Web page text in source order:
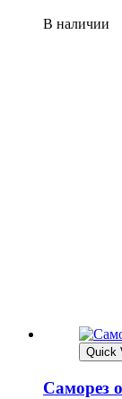
В наличии
Quick
Саморез